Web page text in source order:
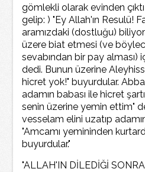
gömlekli olarak evinden
gelip: ) "Ey Allah'ın Resulü!
aramızdaki (dostluğu)
üzere biat etmesi (ve
sevabından bir pay alması)
dedi. Bunun üzerine
hicret yok!" buyurdular.
adamın babası ile hicret
senin üzerine yemin ettim"
vesselam elini uzatıp
"Amcamı yemininden
buyurdular."
"ALLAH'IN DİLEDİĞİ